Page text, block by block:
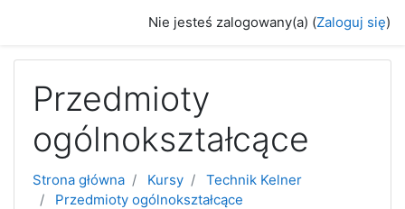
Nie jesteś zalogowany(a) (Zaloguj się)
Przedmioty
ogólnokształcące
Strona główna Kursy
Technik Kelner
Przedmioty ogólnokształcące